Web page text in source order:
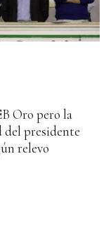
Oro pero la
del presidente
relevo